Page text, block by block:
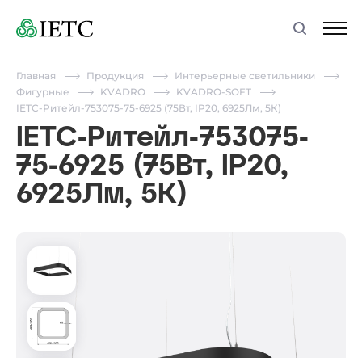
Главная Продукция
Интерьерные светильники
Фигурные
KVADRO
KVADRO-SOFT
IETC-Ритейл-753075-75-6925 (75Вт, IP20, 6925Лм, 5К)
IETC-Ритейл-753075-
75-6925 (75Вт, IP20,
6925Лм, 5К)